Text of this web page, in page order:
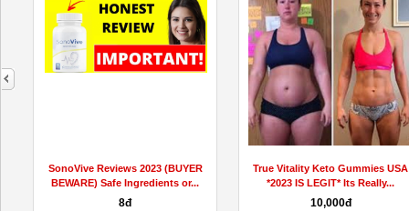
SonoVive Reviews 2023 (BUYER
BEWARE) Safe Ingredients or...
8đ
True Vitality Keto Gummies USA
*2023 IS LEGIT* Its Really...
10,000đ
next